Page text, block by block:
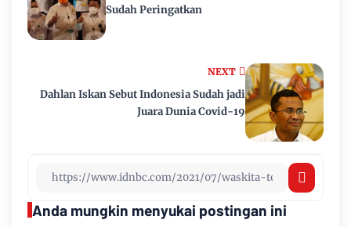
NEXT
Dahlan Iskan Sebut Indonesia Sudah jadi
Juara Dunia Covid-19
Sudah Peringatkan
Anda mungkin menyukai postingan ini